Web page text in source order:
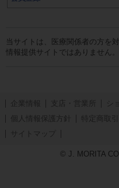
当サイトは、医療関係者の方を
情報提供サイトではありません。
企業情報 支店・営業所 シ
個人情報保護方針
特定商取
サイトマップ
© J. MORITA